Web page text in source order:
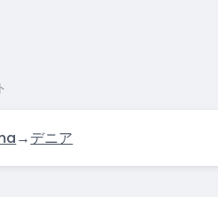
→デニア